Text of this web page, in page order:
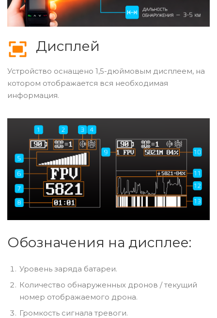
Дисплей
Устройство оснащено 1,5-дюймовым дисплеем, на
котором отображается вся необходимая
информация.
Обозначения на дисплее:
Уровень заряда батареи.
Количество обнаруженных дронов / текущий
номер отображаемого дрона.
Громкость сигнала тревоги.